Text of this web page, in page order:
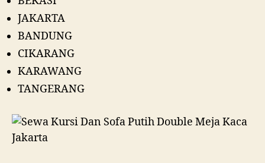
JAKARTA
BANDUNG
CIKARANG
KARAWANG
TANGERANG